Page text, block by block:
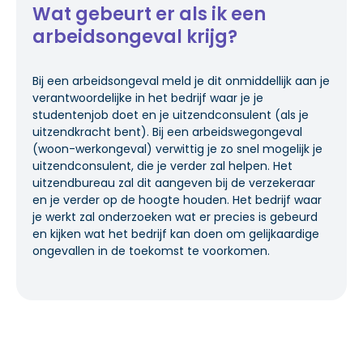
Wat gebeurt er als ik een
arbeidsongeval krijg?
Bij een arbeidsongeval meld je dit onmiddellijk aan je
verantwoordelijke in het bedrijf waar je je
studentenjob doet en je uitzendconsulent (als je
uitzendkracht bent). Bij een arbeidswegongeval
(woon-werkongeval) verwittig je zo snel mogelijk je
uitzendconsulent, die je verder zal helpen. Het
uitzendbureau zal dit aangeven bij de verzekeraar
en je verder op de hoogte houden. Het bedrijf waar
je werkt zal onderzoeken wat er precies is gebeurd
en kijken wat het bedrijf kan doen om gelijkaardige
ongevallen in de toekomst te voorkomen.